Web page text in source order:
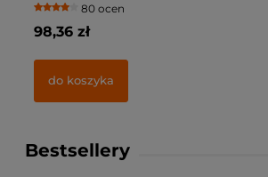
80 ocen
98,36 zł
do koszyka
Bestsellery